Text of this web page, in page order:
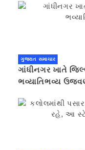
ગુજરાત સમાચાર
ગાંધીનગર ખાતે
ભવ્યાતિભવ્ય